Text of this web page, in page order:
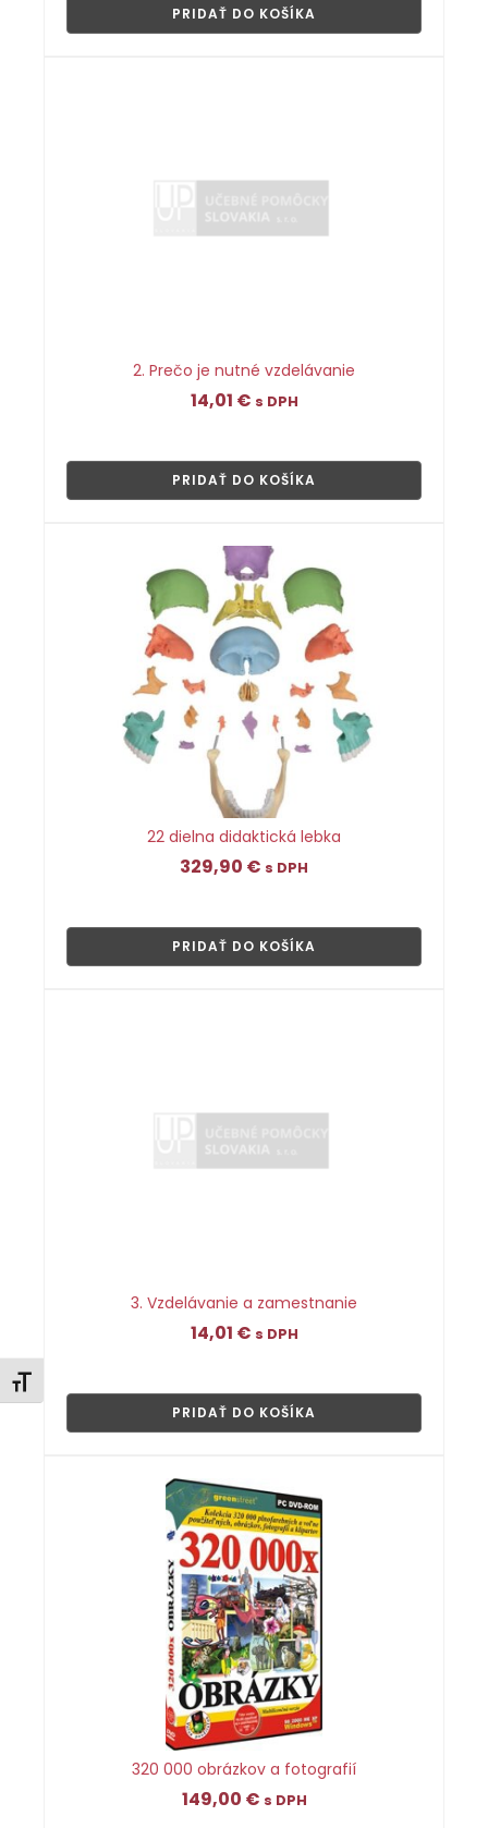
Zmeniť veľkosť písma
PRIDAŤ DO KOŠÍKA
2. Prečo je nutné vzdelávanie
14,01 € s DPH
PRIDAŤ DO KOŠÍKA
22 dielna didaktická lebka
329,90 € s DPH
PRIDAŤ DO KOŠÍKA
3. Vzdelávanie a zamestnanie
14,01 € s DPH
PRIDAŤ DO KOŠÍKA
320 000 obrázkov a fotografií
149,00 € s DPH